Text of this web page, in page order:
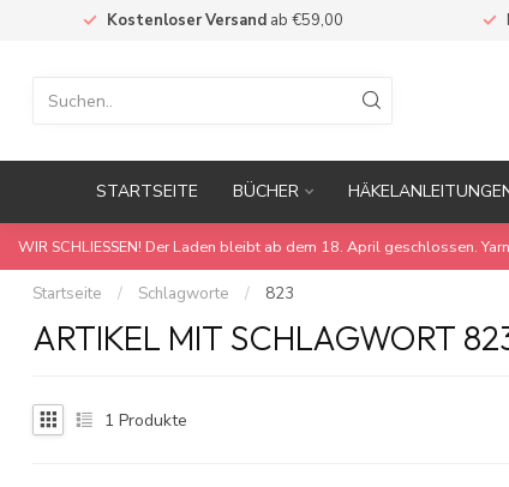
Kostenloser Versand ab €59,00
STARTSEITE BÜCHER
WIR SCHLIESSEN! Der Laden bleibt ab dem 18. April geschlossen.
Startseite / Schlagworte / 823
ARTIKEL MIT SCHLAGWORT
1 Produkte